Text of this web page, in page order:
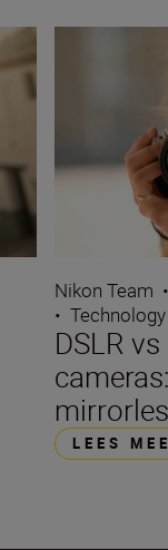
Nikon Team
•
DSLR
LEES